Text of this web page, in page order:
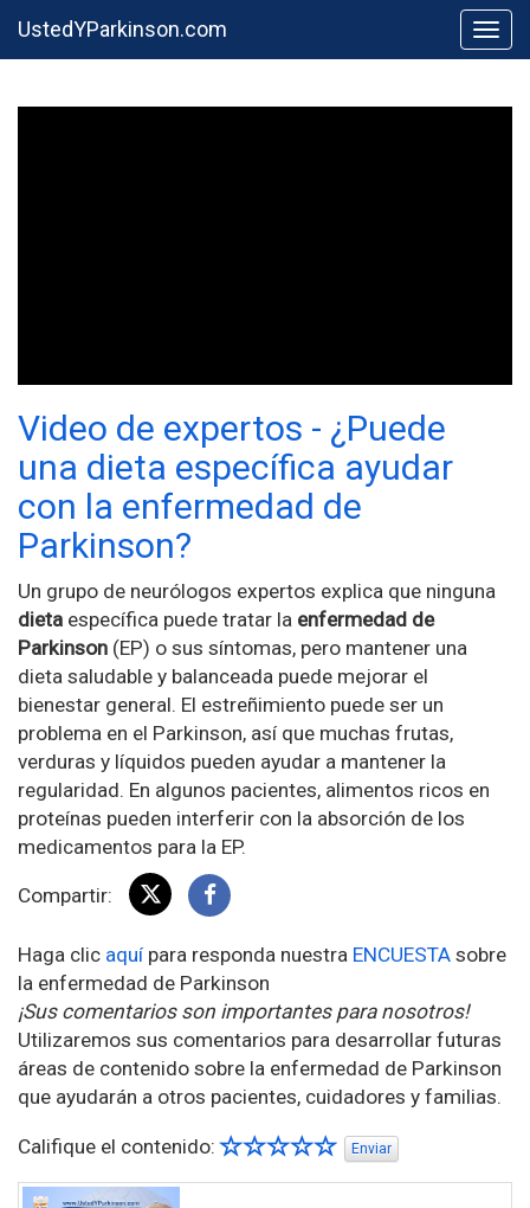
UstedYParkinson.com
Video de expertos - ¿Puede
una dieta específica ayudar
con la enfermedad de
Parkinson?
Un grupo de neurólogos expertos explica que ninguna
dieta específica puede tratar la enfermedad de
Parkinson (EP) o sus síntomas, pero mantener una
dieta saludable y balanceada puede mejorar el
bienestar general. El estreñimiento puede ser un
problema en el Parkinson, así que muchas frutas,
verduras y líquidos pueden ayudar a mantener la
regularidad. En algunos pacientes, alimentos ricos en
proteínas pueden interferir con la absorción de los
medicamentos para la EP.
Compartir:
Haga clic aquí para responda nuestra ENCUESTA sobre
la enfermedad de Parkinson
¡Sus comentarios son importantes para nosotros!
Utilizaremos sus comentarios para desarrollar futuras
áreas de contenido sobre la enfermedad de Parkinson
que ayudarán a otros pacientes, cuidadores y familias.
Califique el contenido: Enviar